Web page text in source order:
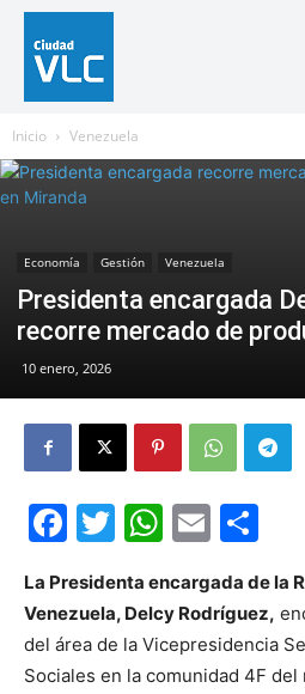
Inicio Venezuela
Economía Gestión Venezuela
Presidenta encargada
recorre mercado de
10 enero, 2026
Facebook
TwitterEmail
La Presidenta encargada de la
Venezuela, Delcy Rodríguez,
del área de la Vicepresidencia
Sociales en la comunidad 4F